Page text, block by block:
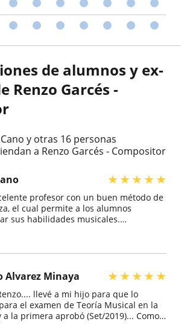
de alumnos y ex-
Renzo Garcés -
y otras 16 personas
a Renzo Garcés - Compositor
★★★★★
profesor con un buen método de
el cual permite a los alumnos
sus habilidades musicales.
es profesor de mi hija. Y estoy muy
queda darle las gracias. ¡Lo
Alvarez Minaya ★★★★★
llevé a mi hijo para que lo
el examen de Teoría Musical en la
a la primera aprobó (Set/2019)... Como
Joaquín... hay mucho que aprender